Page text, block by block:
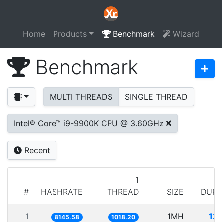
Home Products Benchmark Wizard
Benchmark
MULTI THREADS SINGLE THREAD
Intel® Core™ i9-9900K CPU @ 3.60GHz
Recent
# HASHRATE
1
THREAD
SIZE
1 8145.58 1018.20 1MH